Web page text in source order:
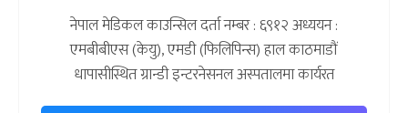
नेपाल मेडिकल काउन्सिल दर्ता नम्बर : ६९१२ अध्ययन :
एमबीबीएस (केयु), एमडी (फिलिपिन्स) हाल काठमाडौं
धापासीस्थित ग्रान्डी इन्टरनेसनल अस्पतालमा कार्यरत